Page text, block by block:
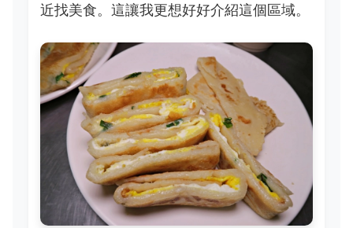
近找美食。這讓我更想好好介紹這個區域。